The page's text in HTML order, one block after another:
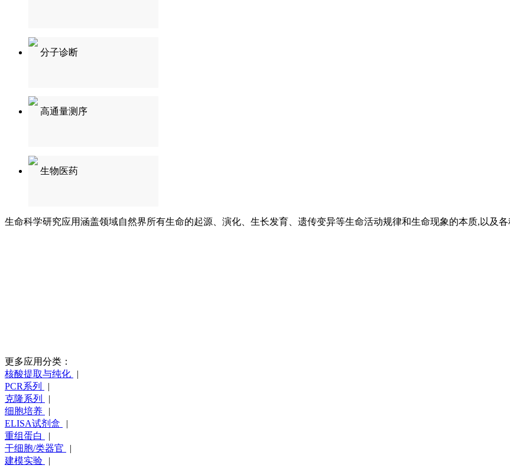
分子诊断
高通量测序
生物医药
生命科学研究应用涵盖领域自然界所有生命的起源、演化、生长发育、遗传变异等生命活动规律和生命现象的本质,以及
更多应用分类：
核酸提取与纯化
|
PCR系列
|
克隆系列
|
细胞培养
|
ELISA试剂盒
|
重组蛋白
|
干细胞/类器官
|
建模实验
|